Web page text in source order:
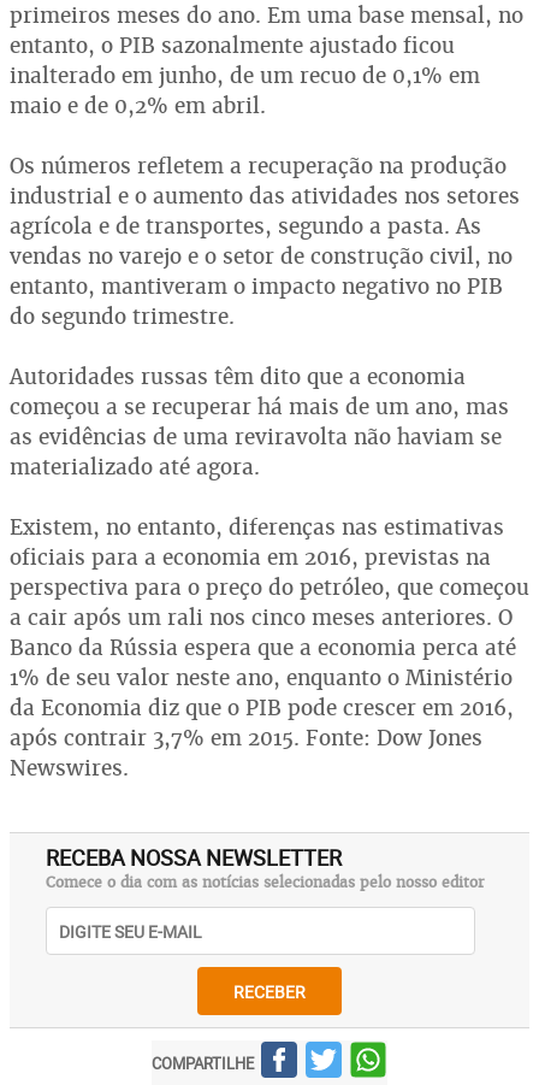
primeiros meses do ano. Em uma base mensal, no
entanto, o PIB sazonalmente ajustado ficou
inalterado em junho, de um recuo de 0,1% em
maio e de 0,2% em abril.
Os números refletem a recuperação na produção
industrial e o aumento das atividades nos setores
agrícola e de transportes, segundo a pasta. As
vendas no varejo e o setor de construção civil, no
entanto, mantiveram o impacto negativo no PIB
do segundo trimestre.
Autoridades russas têm dito que a economia
começou a se recuperar há mais de um ano, mas
as evidências de uma reviravolta não haviam se
materializado até agora.
Existem, no entanto, diferenças nas estimativas
oficiais para a economia em 2016, previstas na
perspectiva para o preço do petróleo, que começou
a cair após um rali nos cinco meses anteriores. O
Banco da Rússia espera que a economia perca até
1% de seu valor neste ano, enquanto o Ministério
da Economia diz que o PIB pode crescer em 2016,
após contrair 3,7% em 2015. Fonte: Dow Jones
Newswires.
RECEBA NOSSA NEWSLETTER
Comece o dia com as notícias selecionadas pelo nosso editor
RECEBER
COMPARTILHE